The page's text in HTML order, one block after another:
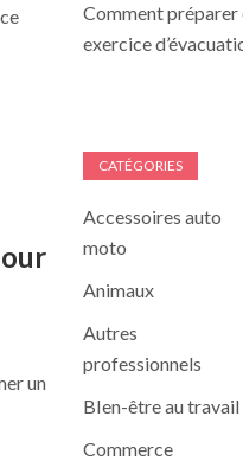
un
Comment
exercice
CATÉGORIES
Accessoires auto
moto
Animaux
Autres
professionnels
BIen-être au travail
Commerce